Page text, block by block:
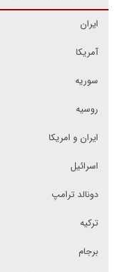
ایران
آمریکا
سوریه
روسیه
ایران و امریکا
اسرائیل
دونالد ترامپ
ترکیه
برجام